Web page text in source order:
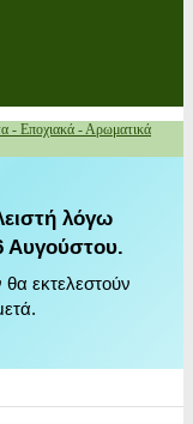
- Εποχιακά - Αρωματικά
λόγω
Αυγούστου.
εκτελεστούν